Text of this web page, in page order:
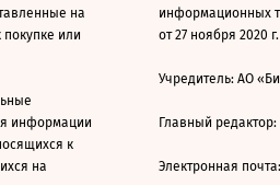
на
или
информации
к
на
информационных
от 27 ноября 2020
Учредитель: АО
Главный
Электронная почта: